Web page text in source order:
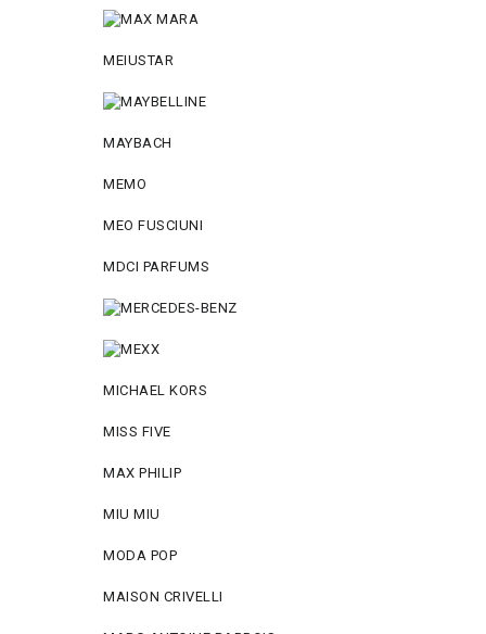
MEIUSTAR
MAYBACH
MEMO
MEO FUSCIUNI
MDCI PARFUMS
MICHAEL KORS
MISS FIVE
MAX PHILIP
MIU MIU
MODA POP
MAISON CRIVELLI